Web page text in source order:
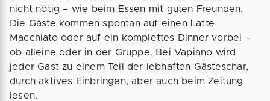
nicht nötig – wie beim Essen mit guten Freunden.
Die Gäste kommen spontan auf einen Latte
Macchiato oder auf ein komplettes Dinner vorbei –
ob alleine oder in der Gruppe. Bei Vapiano wird
jeder Gast zu einem Teil der lebhaften Gästeschar,
durch aktives Einbringen, aber auch beim Zeitung
lesen.